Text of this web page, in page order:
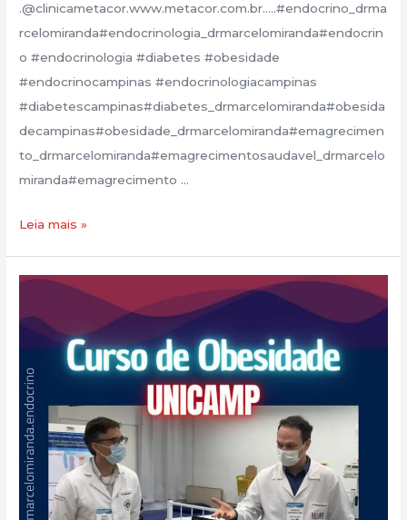
.@clinicametacor.www.metacor.com.br…..#endocrino_drma
rcelomiranda#endocrinologia_drmarcelomiranda#endocrin
o #endocrinologia #diabetes #obesidade
#endocrinocampinas #endocrinologiacampinas
#diabetescampinas#diabetes_drmarcelomiranda#obesida
decampinas#obesidade_drmarcelomiranda#emagrecimen
to_drmarcelomiranda#emagrecimentosaudavel_drmarcelo
miranda#emagrecimento …
Leia mais »
Novo